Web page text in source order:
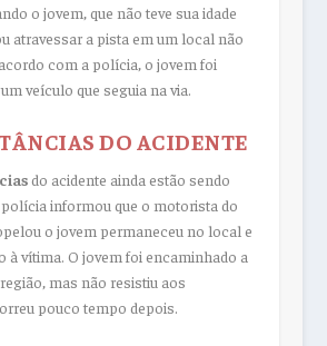
o jovem, que não teve sua idade
atravessar a pista em um local não
com a polícia, o jovem foi
veículo que seguia na via.
DO ACIDENTE
do acidente ainda estão sendo
informou que o motorista do
o jovem permaneceu no local e
à vítima. O jovem foi encaminhado a
mas não resistiu aos
pouco tempo depois.